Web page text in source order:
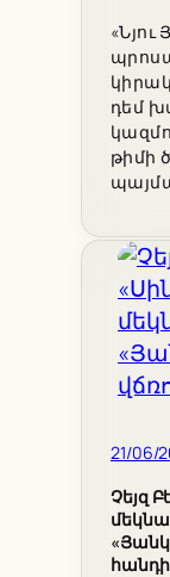
«Նյու
դեմ
թիմի
21/06/
Չեյզ